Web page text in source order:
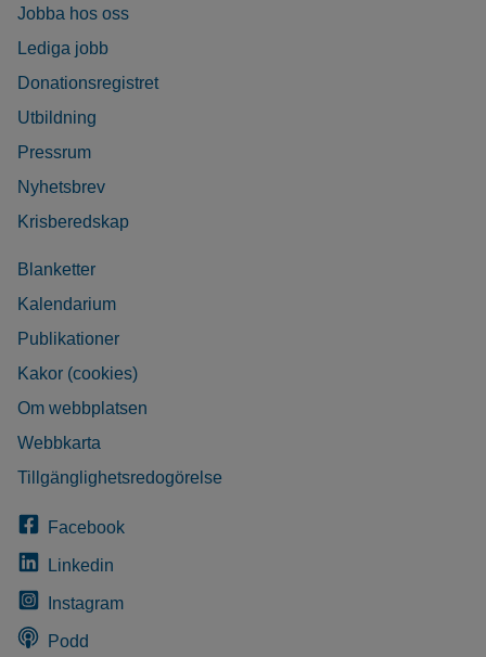
Jobba hos oss
Lediga jobb
Donationsregistret
Utbildning
Pressrum
Nyhetsbrev
Krisberedskap
Blanketter
Kalendarium
Publikationer
Kakor (cookies)
Om webbplatsen
Webbkarta
Tillgänglighetsredogörelse
Facebook
Linkedin
Instagram
Podd